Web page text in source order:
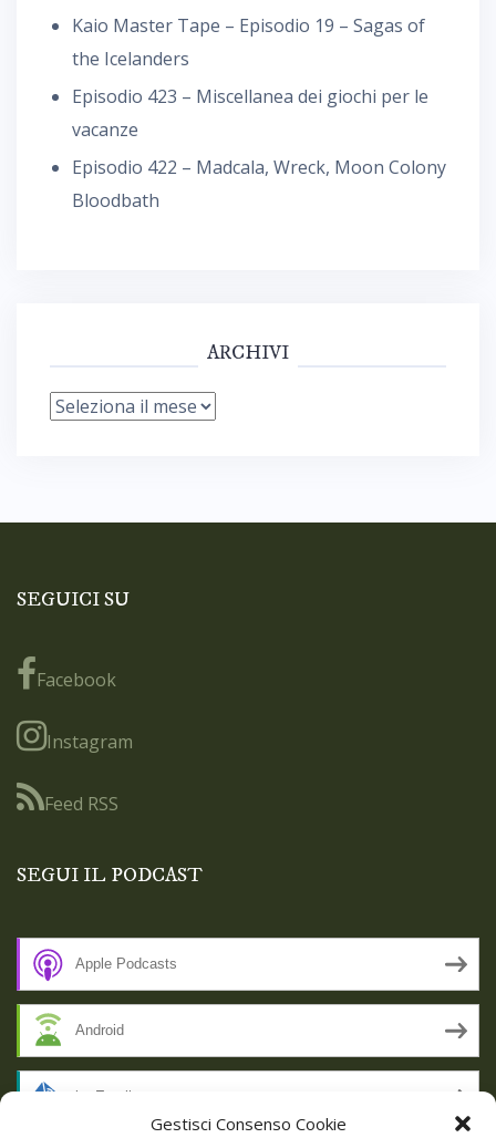
Gestisci Consenso Cookie
Kaio Master Tape – Episodio 19 – Sagas of
the Icelanders
Episodio 423 – Miscellanea dei giochi per le
vacanze
Episodio 422 – Madcala, Wreck, Moon Colony
Bloodbath
ARCHIVI
Archivi
SEGUICI SU
Facebook
Instagram
Feed RSS
SEGUI IL PODCAST
Apple Podcasts
Android
by Email